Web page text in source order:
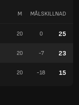
M MÅLSKILLNAD
20 0 25
20 -7 23
20 -18 15